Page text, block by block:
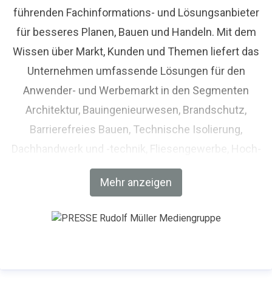
führenden Fachinformations- und Lösungsanbieter
für besseres Planen, Bauen und Handeln. Mit dem
Wissen über Markt, Kunden und Themen liefert das
Unternehmen umfassende Lösungen für den
Anwender- und Werbemarkt in den Segmenten
Architektur, Bauingenieurwesen, Brandschutz,
Barrierefreies Bauen, Technische Isolierung,
Dachhandwerk und -technik, Fliesengewerbe, Hoch-
und Tiefbau, Holzbau und Zimmerhandwerk,
Immobilien, Metallbau und Feinwerktechnik,
Baustoffhandel. Die Mediengruppe, die heute aus
Mehr anzeigen